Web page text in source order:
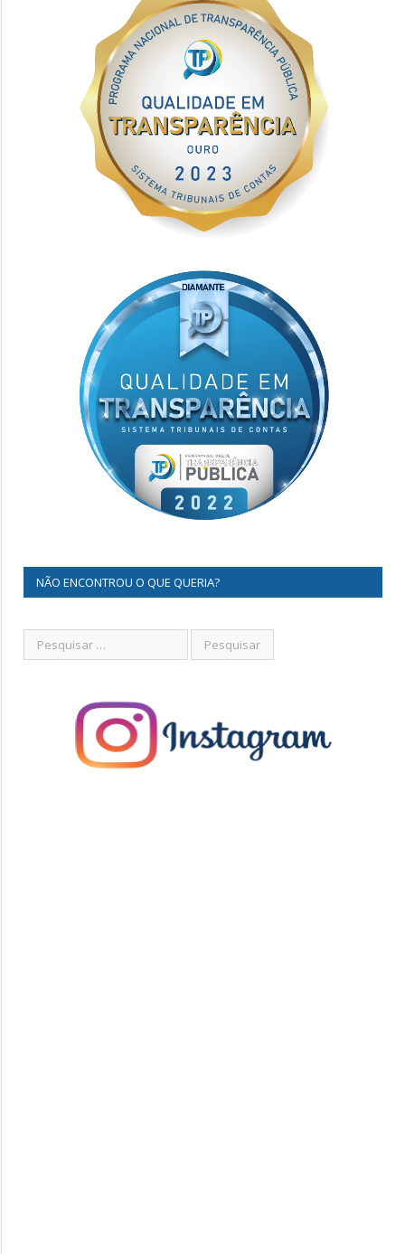
NÃO ENCONTROU O QUE QUERIA?